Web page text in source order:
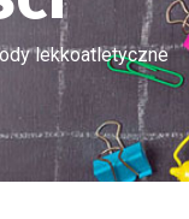
lekkoatletyczne